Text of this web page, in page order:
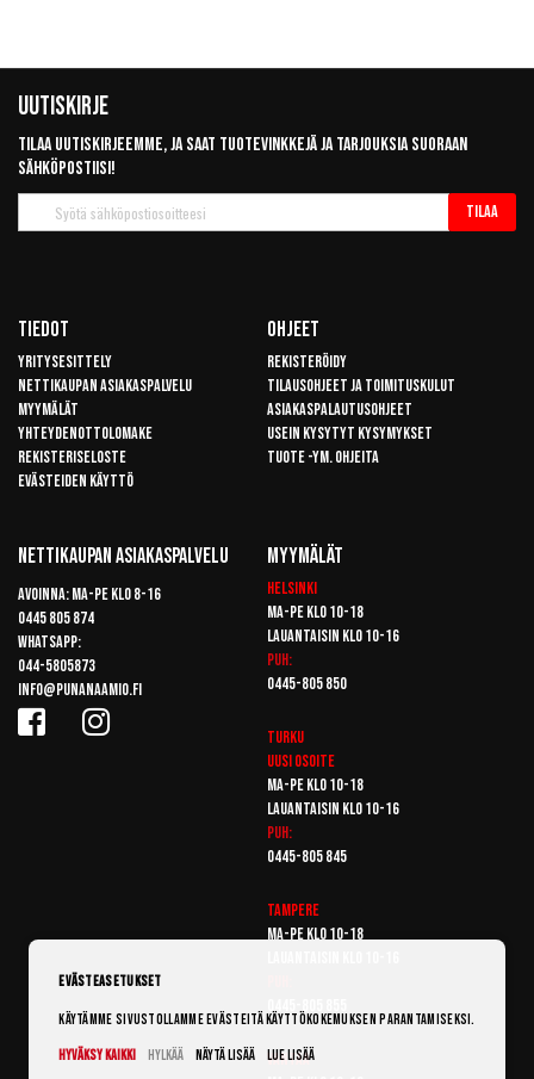
Uutiskirje
Tilaa uutiskirjeemme, ja saat tuotevinkkejä ja tarjouksia suoraan
sähköpostiisi!
uutiskirje
Tilaa
Tiedot
Yritysesittely
Nettikaupan asiakaspalvelu
Myymälät
Yhteydenottolomake
Rekisteriseloste
Evästeiden käyttö
Ohjeet
Rekisteröidy
Tilausohjeet ja toimituskulut
Asiakaspalautusohjeet
Usein kysytyt kysymykset
Tuote -ym. ohjeita
Nettikaupan Asiakaspalvelu
Avoinna: Ma-pe klo 8-16
0445 805 874
Whatsapp:
044-5805873
info@punanaamio.fi
Myymälät
Helsinki
Ma-pe klo 10-18
Lauantaisin klo 10-16
Puh:
0445-805 850
Turku
Uusi osoite
Ma-pe klo 10-18
Lauantaisin klo 10-16
Puh:
0445-805 845
Tampere
Ma-pe klo 10-18
Vantaa
Evästeasetukset
Käytämme sivustollamme evästeitä käyttökokemuksen parantamiseksi.
Hyväksy kaikki
Hylkää Näytä lisää Lue lisää